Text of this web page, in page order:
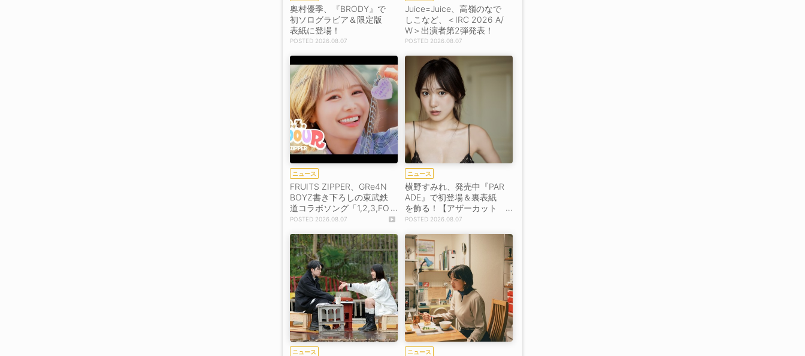
奥村優季、『BRODY』で
初ソログラビア＆限定版
表紙に登場！
2026.08.07
Juice=Juice、高嶺のなで
しこなど、＜IRC 2026 A/
W＞出演者第2弾発表！
2026.08.07
ニュース
FRUITS ZIPPER、GRe4N
BOYZ書き下ろしの東武鉄
道コラボソング「1,2,3,FO
OOOUR」をリリース＆M
2026.08.07
ニュース
横野すみれ、発売中『PAR
ADE』で初登場＆裏表紙
を飾る！【アザーカット
掲載】 2026.08.07
ニュース ニュース